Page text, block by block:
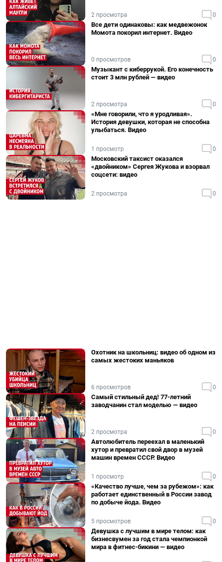
2 просмотра 0
Все дети одинаковы: как медвежонок
Момота покорил интернет. Видео
0 просмотров 0
Музыкант с киберрукой. Его конечность
стоит 3 млн рублей — видео
2 просмотра 0
«Мне говорили, что я уродливая».
История девушки, которая не способна
улыбаться. Видео
1 просмотр 0
Московский таксист оказался
«двойником» Сергея Жукова и взорвал
соцсети: видео
2 просмотра 0
Охотник на школьниц: видео об одном из
самых жестоких маньяков
6 просмотров 0
Самый стильный дед! 77-летний
заводчанин стал моделью — видео
2 просмотра 0
Автолюбитель переехал в маленький
хутор и превратил свой двор в музей
машин времен СССР. Видео
1 просмотр 0
«Качество лучше, чем за рубежом»: как
работает единственный в России завод
по добыче йода. Видео
5 просмотров 0
Девушка с лучшим в мире телом: как
бизнесвумен за год стала чемпионкой
мира в фитнес-бикини — видео